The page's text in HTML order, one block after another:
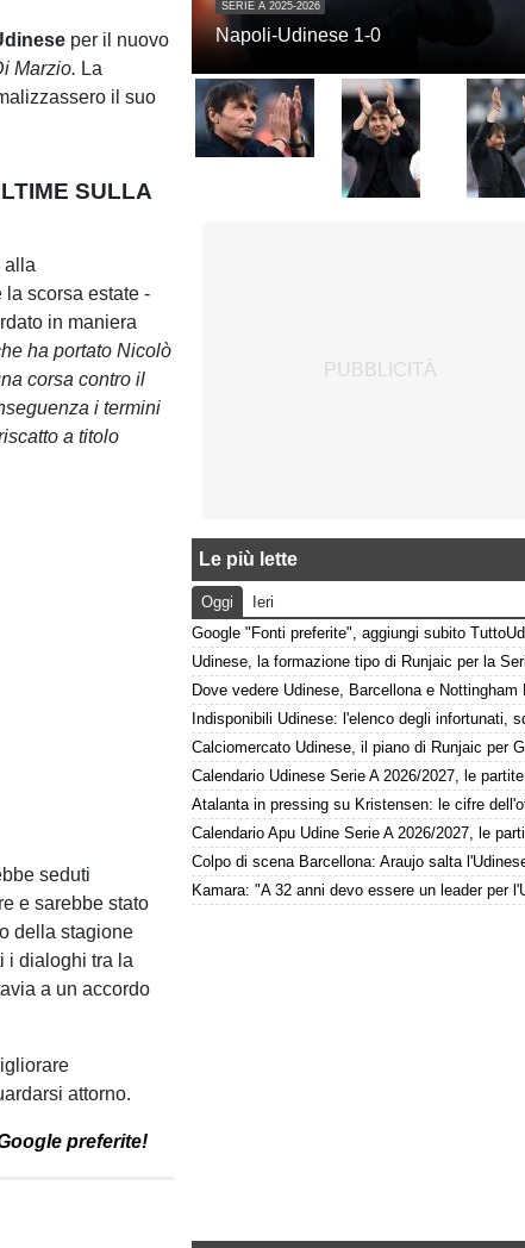
per il nuovo
Marzio. La
il suo
SULLA
alla
la scorsa estate -
in maniera
ha portato Nicolò
corsa contro il
i termini
a titolo
seduti
e sarebbe stato
della stagione
i dialoghi tra la
a un accordo
attorno.
preferite!
SERIE A 2025-2026
Napoli-Udinese 1-0
Le più lette
Oggi
Ieri